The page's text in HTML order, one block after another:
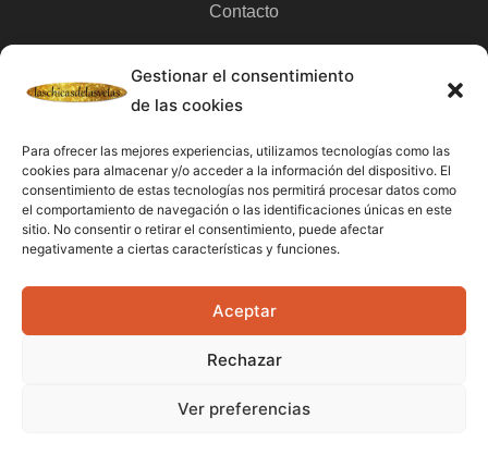
Gestionar el consentimiento
de las cookies
Para ofrecer las mejores experiencias, utilizamos tecnologías como las
cookies para almacenar y/o acceder a la información del dispositivo. El
consentimiento de estas tecnologías nos permitirá procesar datos como
el comportamiento de navegación o las identificaciones únicas en este
sitio. No consentir o retirar el consentimiento, puede afectar
negativamente a ciertas características y funciones.
Aceptar
Rechazar
Ver preferencias
Contacto
Categorías
Velas
Inciensos
Aceites esenciales
Aguas rituales y colonias
Datos De Contacto
Dirección:C/ Stella Maris, 20 50015 Zaragoza
laschicasdelasvelas2@hotmail.com